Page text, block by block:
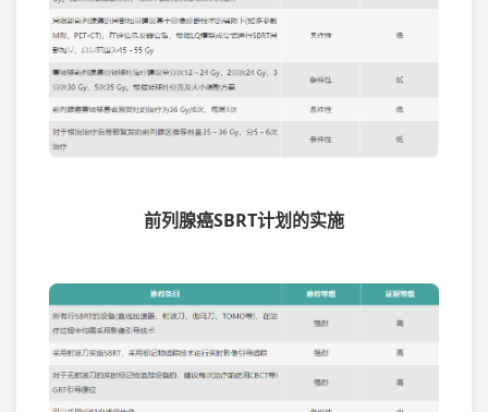
前列腺癌SBRT计划的实施